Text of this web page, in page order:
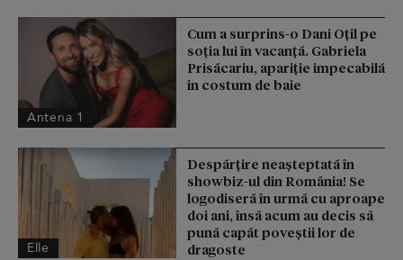
Antena 1
Cum a surprins-o Dani Oțil pe
soția lui în vacanță. Gabriela
Prisăcariu, apariție impecabilă
în costum de baie
Elle
Despărțire neașteptată în
showbiz-ul din România! Se
logodiseră în urmă cu aproape
doi ani, însă acum au decis să
pună capăt poveștii lor de
dragoste